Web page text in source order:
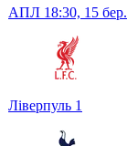
АПЛ 18:30, 15
Ліверпуль 1